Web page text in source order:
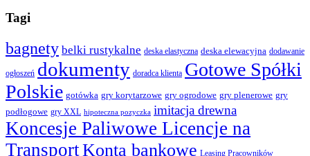
Tagi
bagnety belki rustykalne deska elastyczna deska elewacyjna dodawanie
ogłoszeń dokumenty doradca klienta Gotowe Spółki
Polskie gotówka gry korytarzowe gry ogrodowe gry plenerowe gry
podłogowe gry XXL hipoteczna pozyczka imitacja drewna
Koncesje Paliwowe Licencje na
TransportKonta bankowe Leasing Pracowników